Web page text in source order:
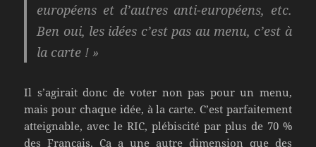
européens et d’autres anti-européens, etc.
Ben oui, les idées c’est pas au menu, c’est à
la carte ! »
Il s’agirait donc de voter non pas pour un menu,
mais pour chaque idée, à la carte. C’est parfaitement
atteignable, avec le RIC, plébiscité par plus de 70 %
des Français. Ça a une autre dimension que des